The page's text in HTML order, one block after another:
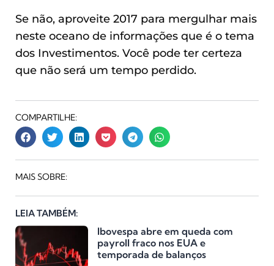
Se não, aproveite 2017 para mergulhar mais
neste oceano de informações que é o tema
dos Investimentos. Você pode ter certeza
que não será um tempo perdido.
COMPARTILHE:
MAIS SOBRE:
LEIA TAMBÉM:
Ibovespa abre em queda com
payroll fraco nos EUA e
temporada de balanços